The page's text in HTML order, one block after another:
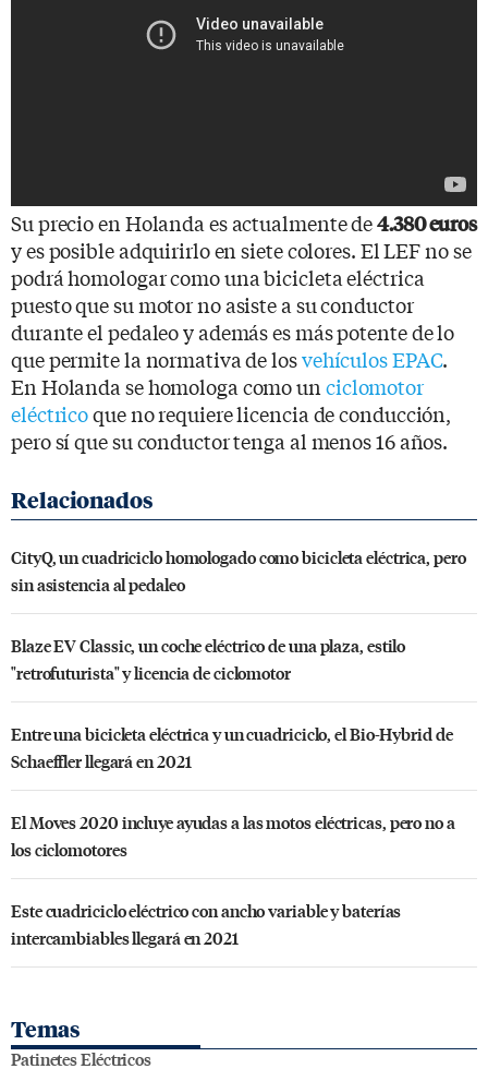
Su precio en Holanda es actualmente de4.380 euros
y es posible adquirirlo en siete colores. El LEF no se
podrá homologar como una bicicleta eléctrica
puesto que su motor no asiste a su conductor
durante el pedaleo y además es más potente de lo
que permite la normativa de losvehículos EPAC.
En Holanda se homologa como unciclomotor
eléctricoque no requiere licencia de conducción,
pero sí que su conductor tenga al menos 16 años.
CityQ, un cuadriciclo homologado como bicicleta eléctrica, pero
sin asistencia al pedaleo
Blaze EV Classic, un coche eléctrico de una plaza, estilo
"retrofuturista" y licencia de ciclomotor
Entre una bicicleta eléctrica y un cuadriciclo, el Bio-Hybrid de
Schaeffler llegará en 2021
El Moves 2020 incluye ayudas a las motos eléctricas, pero no a
los ciclomotores
Este cuadriciclo eléctrico con ancho variable y baterías
intercambiables llegará en 2021
Temas
Patinetes Eléctricos